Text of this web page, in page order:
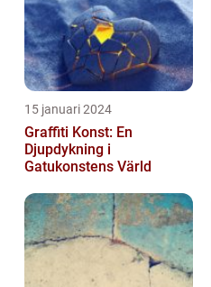
15 januari 2024
Graffiti Konst: En
Djupdykning i
Gatukonstens Värld